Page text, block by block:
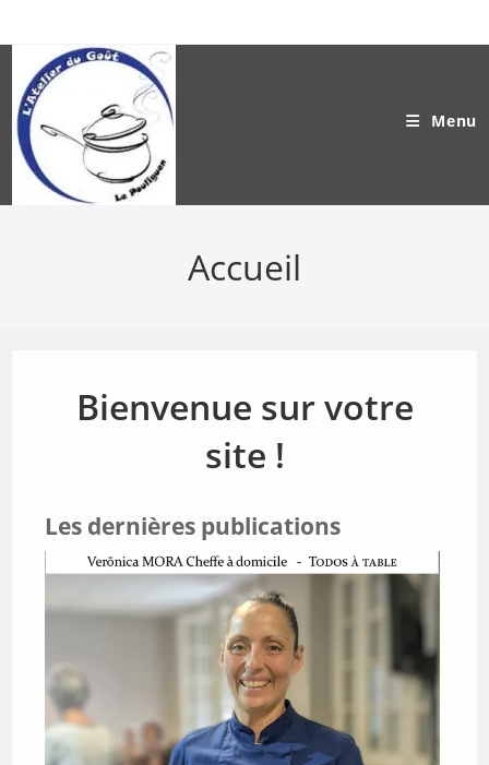
to
content
Menu
Accueil
Bienvenue sur votre
site !
Les dernières publications